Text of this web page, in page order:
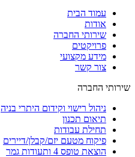
עמוד הבית
אודות
שירותי החברה
פרויקטים
מידע מקצועי
צור קשר
שירותי החברה
ניהול רישוי וקידום היתרי בניה
תיאום תכנון
תחילת עבודות
פיקוח מטעם יזם/קבלן/דיירים
הוצאת טופס 4 ותעודות גמר